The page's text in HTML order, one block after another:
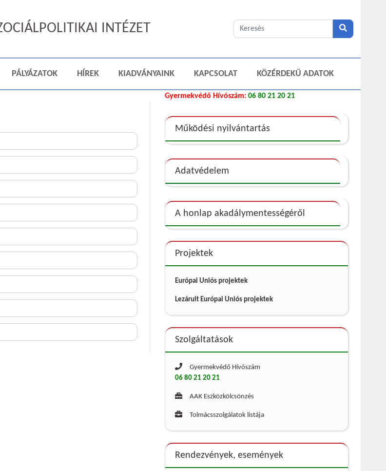
INTÉZET
PÁLYÁZATOK HÍREK KIADVÁNYAINK KAPCSOLAT KÖZÉRDEKŰ ADATOK
Gyermekvédő Hívószám: 06 80 21 20 21
Működési nyilvántartás
Adatvédelem
A honlap akadálymentességéről
Projektek
Európai Uniós projektek
Lezárult Európai Uniós projektek
Szolgáltatások
Gyermekvédő Hívószám
06 80 21 20 21
AAK Eszközkölcsönzés
Tolmácsszolgálatok listája
Rendezvények, események